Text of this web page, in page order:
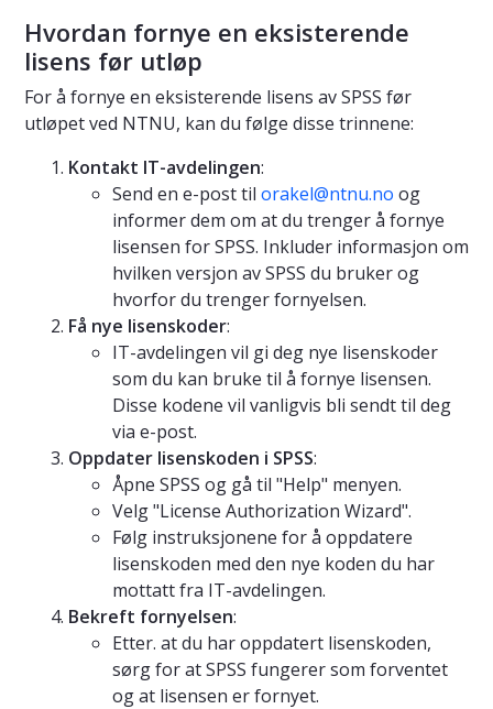
Hvordan fornye en eksisterende
lisens før utløp
For å fornye en eksisterende lisens av SPSS før
utløpet ved NTNU, kan du følge disse trinnene:
Kontakt IT-avdelingen:
Send en e-post til orakel@ntnu.no og
informer dem om at du trenger å fornye
lisensen for SPSS. Inkluder informasjon om
hvilken versjon av SPSS du bruker og
hvorfor du trenger fornyelsen.
Få nye lisenskoder:
IT-avdelingen vil gi deg nye lisenskoder
som du kan bruke til å fornye lisensen.
Disse kodene vil vanligvis bli sendt til deg
via e-post.
Oppdater lisenskoden i SPSS:
Åpne SPSS og gå til "Help" menyen.
Velg "License Authorization Wizard".
Følg instruksjonene for å oppdatere
lisenskoden med den nye koden du har
mottatt fra IT-avdelingen.
Bekreft fornyelsen:
Etter. at du har oppdatert lisenskoden,
sørg for at SPSS fungerer som forventet
og at lisensen er fornyet.